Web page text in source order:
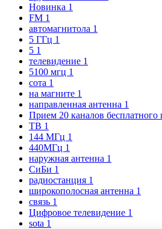
Новинка 1
FM 1
автомагнитола 1
5 ГГц 1
5 1
телевидение 1
5100 мгц 1
сота 1
на магните 1
направленная антенна 1
Прием 20 каналов бесплатного
ТВ 1
144 МГц 1
440МГц 1
наружная антенна 1
СиБи 1
радиостанция 1
широкополосная антенна 1
связь 1
Цифровое телевидение 1
sota 1